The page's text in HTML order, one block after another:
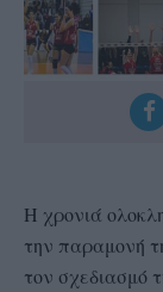
Η χρονιά
την παραμονή
τον σχεδιασμό